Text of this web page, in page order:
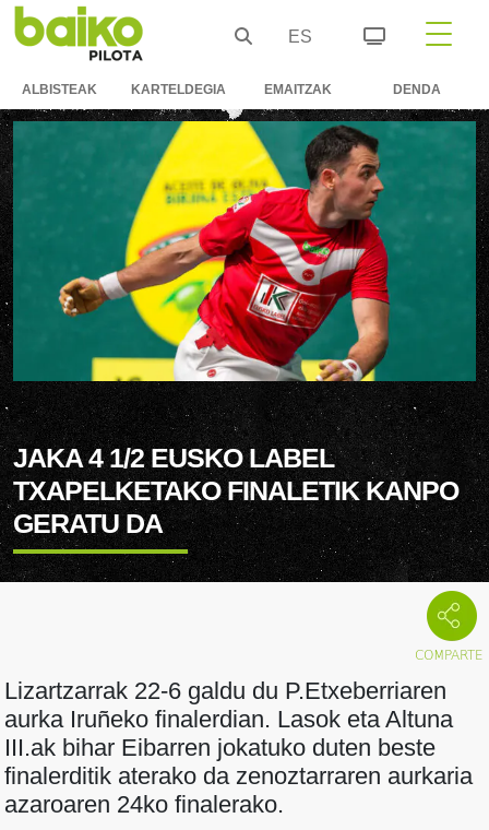
ES
ALBISTEAK KARTELDEGIA EMAITZAK DENDA
JAKA 4 1/2 EUSKO LABEL
TXAPELKETAKO FINALETIK KANPO
GERATU DA
Lizartzarrak 22-6 galdu du P.Etxeberriaren
aurka Iruñeko finalerdian. Lasok eta Altuna
III.ak bihar Eibarren jokatuko duten beste
finalerditik aterako da zenoztarraren aurkaria
azaroaren 24ko finalerako.